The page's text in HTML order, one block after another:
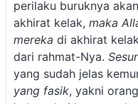
perilaku buruknya
akhirat kelak, maka
mereka di akhirat
dari rahmat-Nya.
yang sudah jelas
yang fasik, yakni